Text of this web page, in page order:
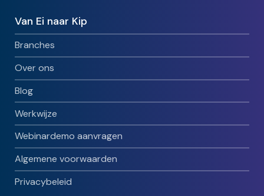
Van Ei naar Kip
Branches
Over ons
Blog
Werkwijze
Webinardemo aanvragen
Algemene voorwaarden
Privacybeleid